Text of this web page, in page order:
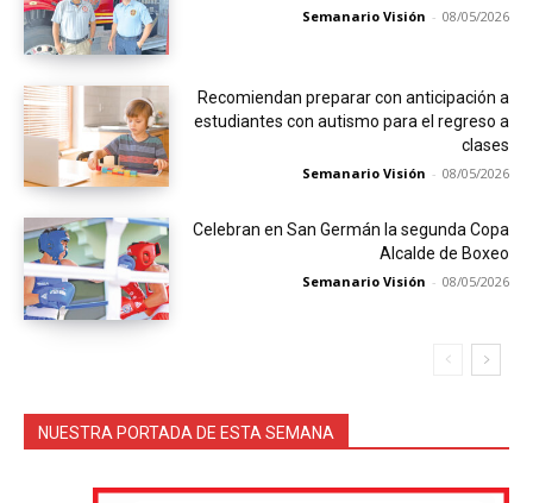
Semanario Visión - 08/05/2026
Recomiendan preparar con anticipación a
estudiantes con autismo para el regreso a
clases
Semanario Visión - 08/05/2026
Celebran en San Germán la segunda Copa
Alcalde de Boxeo
Semanario Visión - 08/05/2026
NUESTRA PORTADA DE ESTA SEMANA